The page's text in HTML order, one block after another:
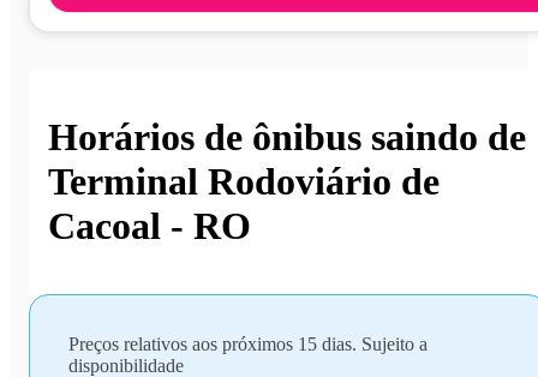
Horários de ônibus saindo de
Terminal Rodoviário de
Cacoal - RO
Preços relativos aos próximos 15 dias. Sujeito a
disponibilidade